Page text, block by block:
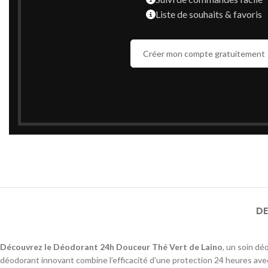
Liste de souhaits & favoris
Créer mon compte gratuitement
Découvrez le Déodorant 24h Douceur Thé Vert de Laino, un soin
déodorant innovant combine l’efficacité d’une protection 24 heures